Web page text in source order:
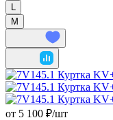
М
от 5 100 ₽/шт